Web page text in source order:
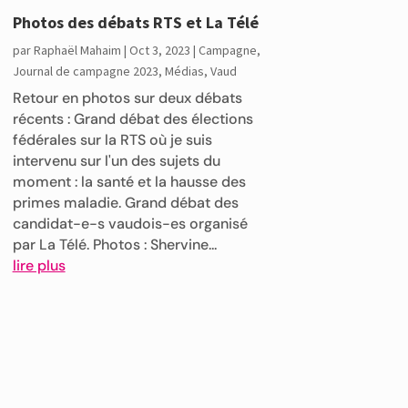
Photos des débats RTS et La Télé
parRaphaël Mahaim | Oct 3, 2023 | Campagne,
Journal de campagne 2023, Médias, Vaud
Retour en photos sur deux débats
récents : Grand débat des élections
fédérales sur la RTS où je suis
intervenu sur l'un des sujets du
moment : la santé et la hausse des
primes maladie. Grand débat des
candidat-e-s vaudois-es organisé
par La Télé. Photos : Shervine...
lire plus